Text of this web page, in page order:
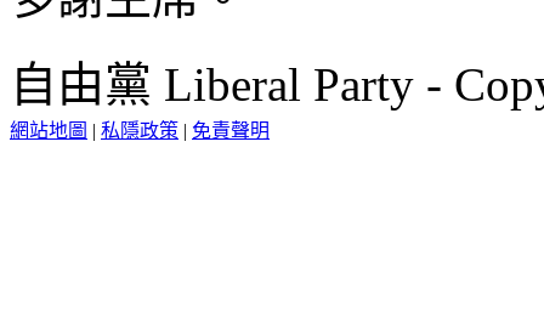
自由黨 Liberal Party -
網站地圖 | 私隱政策 | 免責聲明